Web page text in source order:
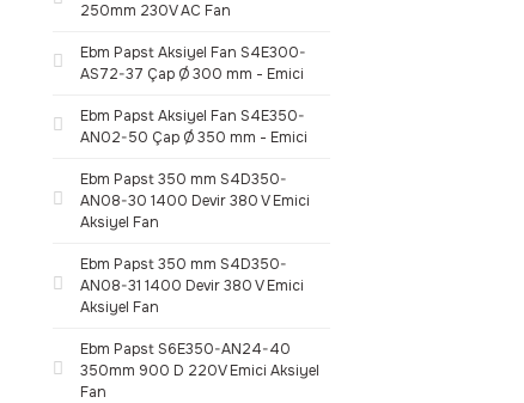
250mm 230V AC Fan
Ebm Papst Aksiyel Fan S4E300-
AS72-37 Çap Ø 300 mm - Emici
Ebm Papst Aksiyel Fan S4E350-
AN02-50 Çap Ø 350 mm - Emici
Ebm Papst 350 mm S4D350-
AN08-30 1400 Devir 380 V Emici
Aksiyel Fan
Ebm Papst 350 mm S4D350-
AN08-31 1400 Devir 380 V Emici
Aksiyel Fan
Ebm Papst S6E350-AN24-40
350mm 900 D 220V Emici Aksiyel
Fan